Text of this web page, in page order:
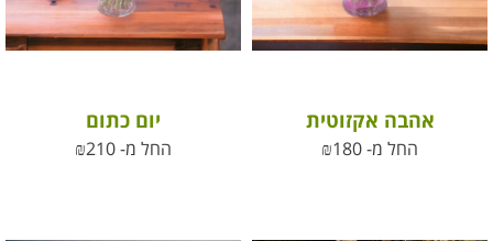
אהבה אקזוטית
החל מ- ₪180
יום כתום
החל מ- ₪210